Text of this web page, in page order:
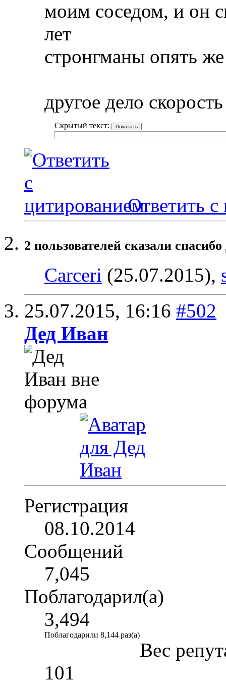
моим соседом, и он
лет
стронгманы опять
другое дело
Скрытый текст:
Ответить с
2 пользователей сказали
Carceri (25.07.2015),
25.07.2015, 16:16 #502
Дед Иван
Регистрация
08.10.2014
Сообщений
7,045
Поблагодарил(а)
3,494
Поблагодарили 8,144 раз(а)
Вес
101